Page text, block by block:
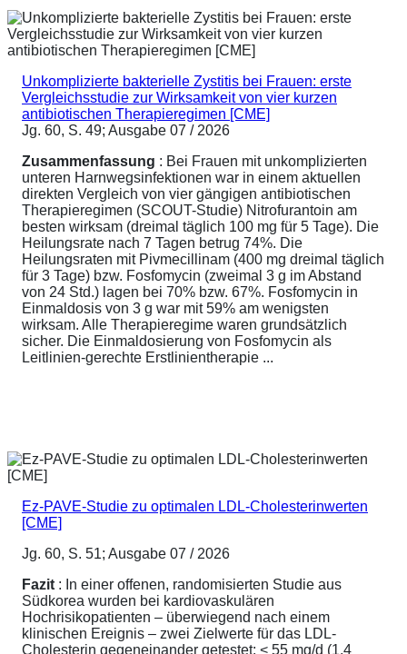
Unkomplizierte bakterielle Zystitis bei Frauen: erste
Vergleichsstudie zur Wirksamkeit von vier kurzen
antibiotischen Therapieregimen [CME]
Jg. 60, S. 49; Ausgabe 07 / 2026
Zusammenfassung : Bei Frauen mit unkomplizierten
unteren Harnwegsinfektionen war in einem aktuellen
direkten Vergleich von vier gängigen antibiotischen
Therapieregimen (SCOUT-Studie) Nitrofurantoin am
besten wirksam (dreimal täglich 100 mg für 5 Tage). Die
Heilungsrate nach 7 Tagen betrug 74%. Die
Heilungsraten mit Pivmecillinam (400 mg dreimal täglich
für 3 Tage) bzw. Fosfomycin (zweimal 3 g im Abstand
von 24 Std.) lagen bei 70% bzw. 67%. Fosfomycin in
Einmaldosis von 3 g war mit 59% am wenigsten
wirksam. Alle Therapieregime waren grundsätzlich
sicher. Die Einmaldosierung von Fosfomycin als
Leitlinien-gerechte Erstlinientherapie ...
Ez-PAVE-Studie zu optimalen LDL-Cholesterinwerten
[CME]
Jg. 60, S. 51; Ausgabe 07 / 2026
Fazit : In einer offenen, randomisierten Studie aus
Südkorea wurden bei kardiovaskulären
Hochrisikopatienten – überwiegend nach einem
klinischen Ereignis – zwei Zielwerte für das LDL-
Cholesterin gegeneinander getestet: < 55 mg/d (1,4